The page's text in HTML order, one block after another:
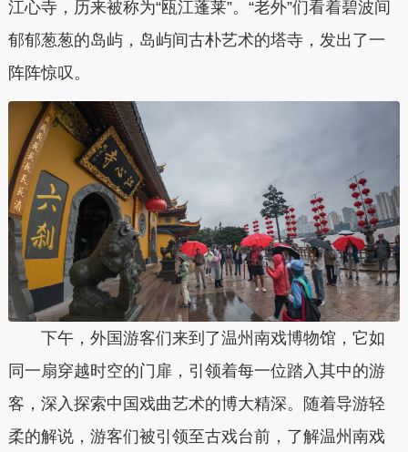
江心寺，历来被称为“瓯江蓬莱”。“老外”们看着碧波间
郁郁葱葱的岛屿，岛屿间古朴艺术的塔寺，发出了一
阵阵惊叹。
下午，外国游客们来到了温州南戏博物馆，它如
同一扇穿越时空的门扉，引领着每一位踏入其中的游
客，深入探索中国戏曲艺术的博大精深。随着导游轻
柔的解说，游客们被引领至古戏台前，了解温州南戏